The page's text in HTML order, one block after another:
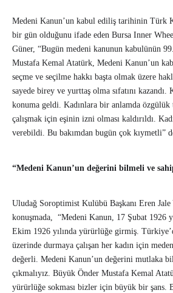
Medeni Kanun’un kabul ediliş tarihinin Türk
bir gün olduğunu ifade eden Bursa Inner
Güner, “Bugün medeni kanunun kabulünün
Mustafa Kemal Atatürk, Medeni Kanun’un
seçme ve seçilme hakkı başta olmak üzere
sayede birey ve yurttaş olma sıfatını
konuma geldi. Kadınlara bir anlamda özgülük
çalışmak için eşinin izni olması kaldırıldı.
verebildi. Bu bakımdan bugün çok kıymetli”
“Medeni Kanun’un değerini bilmeli ve
Uludağ Soroptimist Kulübü Başkanı Eren Jale
konuşmada, “Medeni Kanun, 17 Şubat 1926
Ekim 1926 yılında yürürlüğe girmiş.
üzerinde durmaya çalışan her kadın için
değerli. Medeni Kanun’un değerini mutlaka
çıkmalıyız. Büyük Önder Mustafa Kemal
yürürlüğe sokması bizler için büyük bir şans.